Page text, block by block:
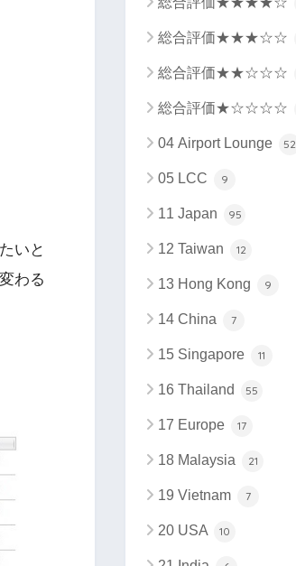
いと
わる
総合評価★★★☆☆
総合評価★★☆☆☆
総合評価★☆☆☆☆
04 Airport Lounge 52
05 LCC 9
11 Japan 95
12 Taiwan 12
13 Hong Kong 9
14 China 7
15 Singapore 11
16 Thailand 55
17 Europe 17
18 Malaysia 21
19 Vietnam 7
20 USA 10